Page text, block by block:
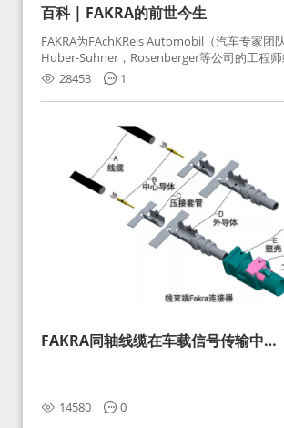
百科 | FAKRA的前世今生
FAKRA为FAchKReis Automobil（汽车专家团
Huber-Suhner，Rosenberger等公司的工程
Huber-Suhner相关连接器业务及技术在2010年
Rosenberger）缩写。起初为BMW需求用于车
接，如今FAKRA已成为汽车行业通用标准的射
28453 1
FAKRA同轴线缆在车载信号传输中的
14580 0